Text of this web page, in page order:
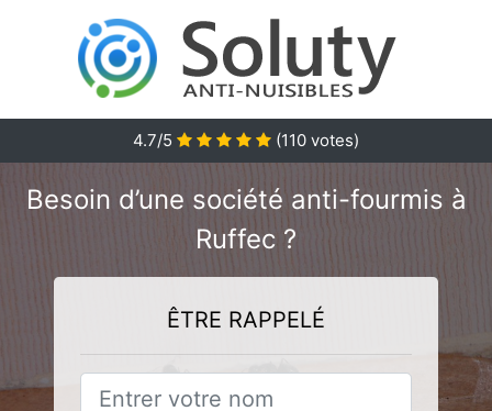
4.7/5 (110 votes)
Besoin d’une société anti-fourmis à
Ruffec ?
ÊTRE RAPPELÉ